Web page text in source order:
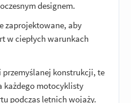
designem.
zaprojektowane, aby
w ciepłych warunkach
konstrukcji, te
każdego motocyklisty
podczas letnich wojaży.